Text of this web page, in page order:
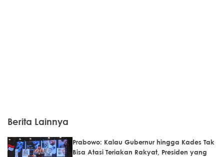
Berita Lainnya
Prabowo: Kalau Gubernur hingga Kades Tak
Bisa Atasi Teriakan Rakyat, Presiden yang